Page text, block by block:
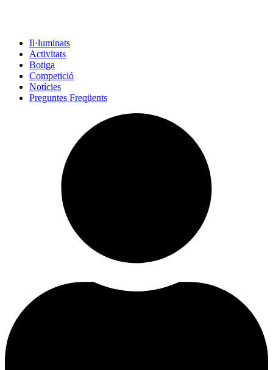
Il·luminats
Activitats
Botiga
Competició
Notícies
Preguntes Freqüents